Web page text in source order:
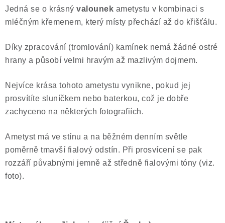
Jedná se o krásný valounek ametystu v kombinaci s
mléčným křemenem, který místy přechází až do křišťálu.
Díky zpracování (tromlování) kamínek nemá žádné ostré
hrany a působí velmi hravým až mazlivým dojmem.
Nejvíce krása tohoto ametystu vynikne, pokud jej
prosvítíte sluníčkem nebo baterkou, což je dobře
zachyceno na některých fotografiích.
Ametyst má ve stínu a na běžném denním světle
poměrně tmavší fialový odstín. Při prosvícení se pak
rozzáří půvabnými jemně až středně fialovými tóny (viz.
foto).